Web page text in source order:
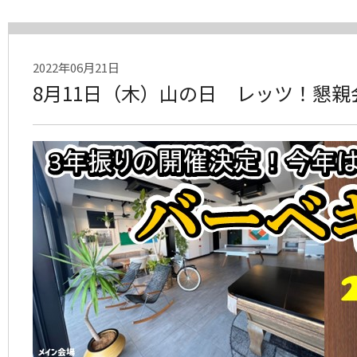
2022年06月21日
8月11日（木）山の日 レッツ！懇親